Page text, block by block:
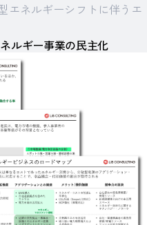
エネルギーシフトに伴うエ
ルギー事業の民主化